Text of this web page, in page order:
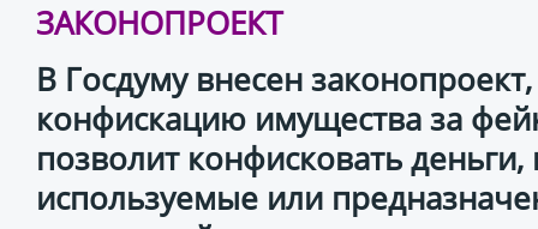
ЗАКОНОПРОЕКТ
В Госдуму внесен
конфискацию имущества за
позволит конфисковать
используемые или